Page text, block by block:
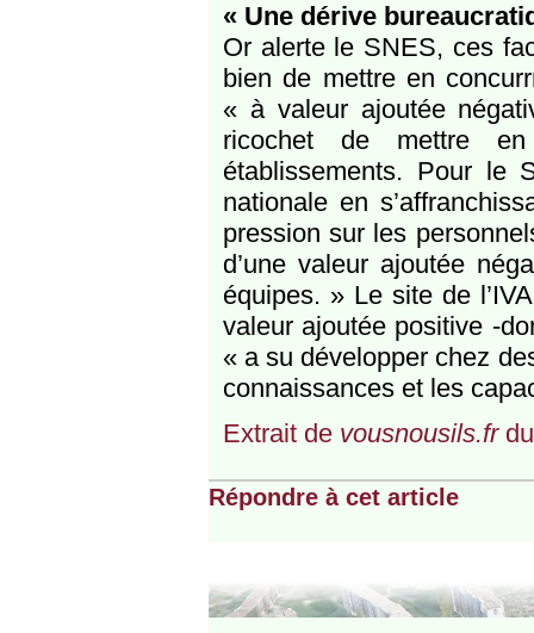
« Une dérive
Or alerte le SNES, ces
bien de mettre en
« à valeur ajoutée
ricochet de mettre
établissements. Pour le
nationale en
pression sur les
d’une valeur ajoutée
équipes. » Le site de
valeur ajoutée positive -
« a su développer chez
connaissances et les
Extrait de vousnousils.frdu
Répondre à cet article